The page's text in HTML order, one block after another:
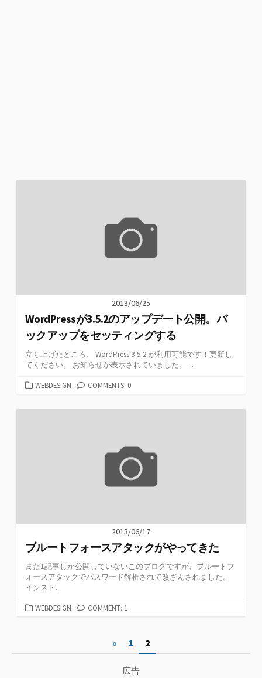
2013/06/25
WordPressが3.5.2のアップデート公開。バ
ックアップをセッティングする
立ち上げたところ、 WordPress 3.5.2 が利用可能です！更新し
てください。 お知らせが表示されていました。 ...
カ
ゴ
WEBDESIGN COMMENTS: 0
2013/06/17
ブルートフォースアタックがやってきた
まだ1記事しか公開していないこのブログですが、ブルートフ
ォースアタックでパスワード解析されて改ざんされました。
インスト...
カ
ー
WEBDESIGN COMMENT: 1
« 1 2
広告